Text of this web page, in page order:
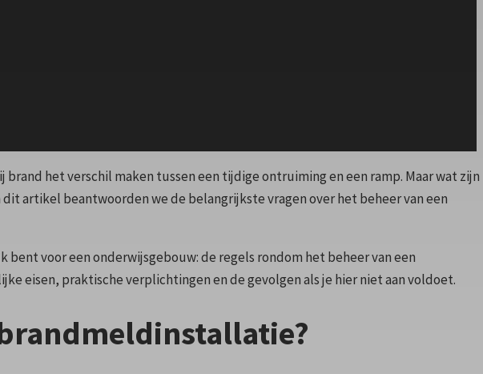
het verschil maken tussen een tijdige ontruiming en een ramp. Maar wat zijn
artikel beantwoorden we de belangrijkste vragen over het beheer van een
voor een onderwijsgebouw: de regels rondom het beheer van een
eisen, praktische verplichtingen en de gevolgen als je hier niet aan voldoet.